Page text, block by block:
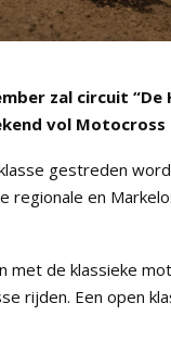
zal circuit
vol
gestreden
regionale en
met de klassieke
rijden. Een open